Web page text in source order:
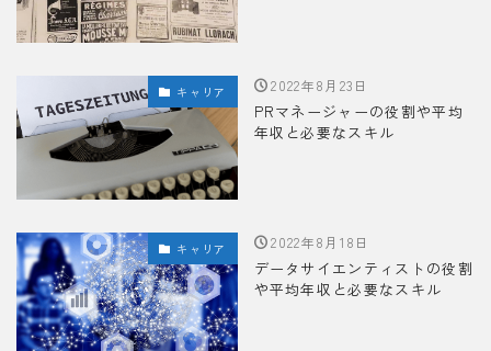
キャリア 2022年8月23日
PRマネージャーの役割や平均
年収と必要なスキル
キャリア 2022年8月18日
データサイエンティストの役割
や平均年収と必要なスキル